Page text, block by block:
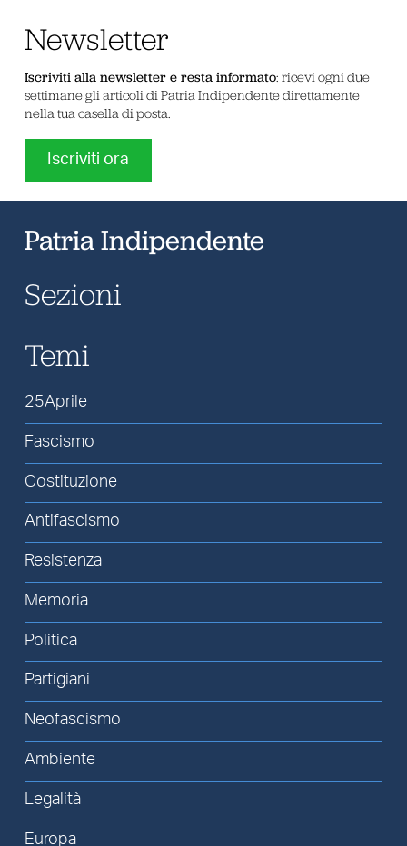
Newsletter
Iscriviti alla newsletter e resta informato: ricevi ogni due
settimane gli articoli di Patria Indipendente direttamente
nella tua casella di posta.
Iscriviti ora
Patria Indipendente
Sezioni
Temi
25Aprile
Fascismo
Costituzione
Antifascismo
Resistenza
Memoria
Politica
Partigiani
Neofascismo
Ambiente
Legalità
Europa